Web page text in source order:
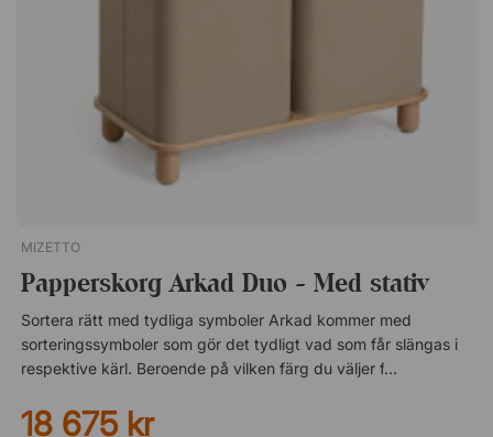
med eller utan lock i björkfaner. Med symbol för brännbart
avfall. Vinnare av German Design Award 2019!
MIZETTO
Papperskorg Arkad Duo - Med stativ
Sortera rätt med tydliga symboler Arkad kommer med
sorteringssymboler som gör det tydligt vad som får slängas i
respektive kärl. Beroende på vilken färg du väljer får du med
metallfinish. Då symbolerna är självhäftande väljer du själv var
18 675 kr